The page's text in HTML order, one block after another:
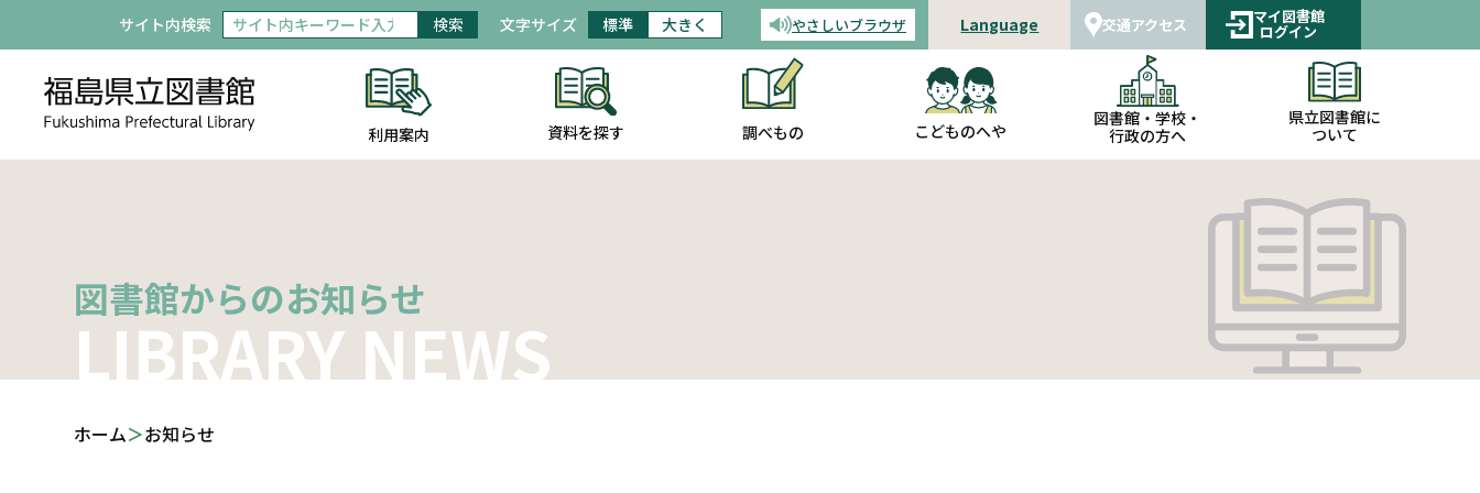
サイト内検索 検索 文字サイズ 標準 大きく 音声読み上げ
やさしいブラウザ Language 交通アクセス マイ図書館
ログイン
利用案内 資料を探す 調べもの こどものへや
図書館・学校・
行政の方へ
県立図書館に
ついて
図書館からのお知らせ
LIBRARY NEWS
ホーム お知らせ